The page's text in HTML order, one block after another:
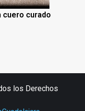
cuero curado
los Derechos